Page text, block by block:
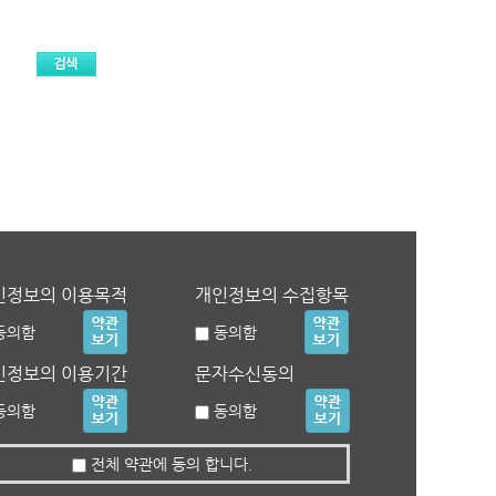
정보의 이용목적
의함
개인정보의 수집항목
동의함
정보의 이용기간
의함
문자수신동의
동의함
전체 약관에 동의 합니다.